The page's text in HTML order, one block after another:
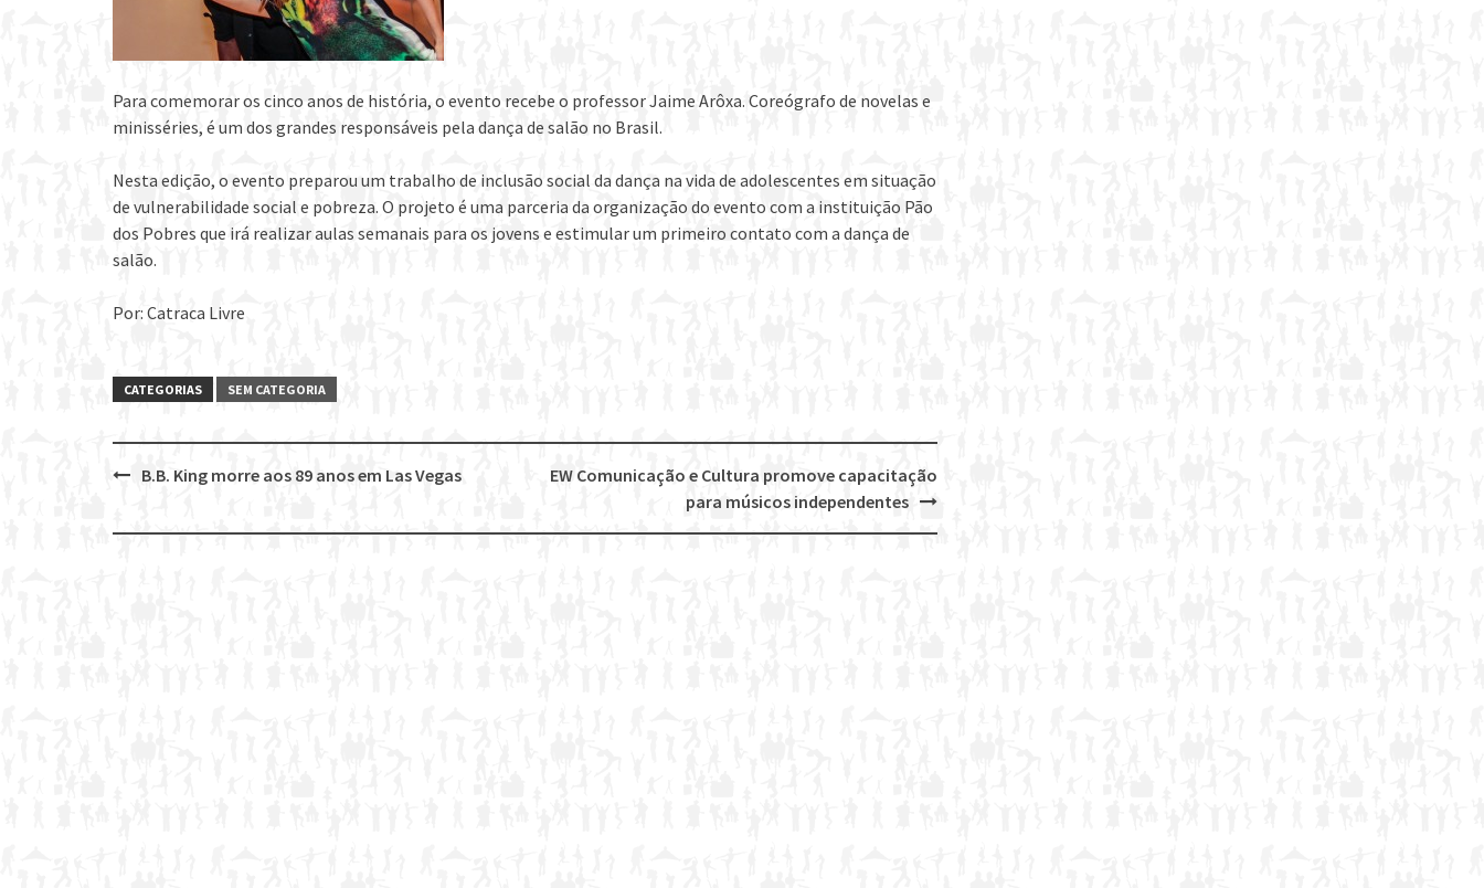
Para comemorar os cinco anos de história, o evento recebe o professor Jaime Arôxa. Coreógrafo de novelas e
minisséries, é um dos grandes responsáveis pela dança de salão no Brasil.
Nesta edição, o evento preparou um trabalho de inclusão social da dança na vida de adolescentes em situação
de vulnerabilidade social e pobreza. O projeto é uma parceria da organização do evento com a instituição Pão
dos Pobres que irá realizar aulas semanais para os jovens e estimular um primeiro contato com a dança de
salão.
Por: Catraca Livre
CATEGORIAS SEM CATEGORIA
navigation
EW Comunicação e Cultura promove capacitação
para músicos independentes
B.B. King morre aos 89 anos em Las Vegas